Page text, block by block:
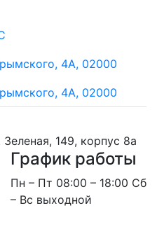
4А, 02000
4А, 02000
149, корпус 8а
График работы
Пн – Пт 08:00 – 18:00 Сб
– Вс выходной